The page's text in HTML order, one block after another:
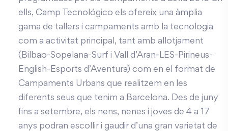
ells, Camp Tecnológico els ofereix una àmplia
gama de tallers i campaments amb la tecnologia
com a activitat principal, tant amb allotjament
(Bilbao-Sopelana-Surf i Vall d’Aran-LES-Pirineus-
English-Esports d’Aventura) com en el format de
Campaments Urbans que realitzem en les
diferents seus que tenim a Barcelona. Des de juny
fins a setembre, els nens, nenes i joves de 4 a 17
anys podran escollir i gaudir d’una gran varietat de